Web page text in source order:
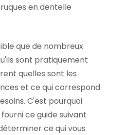
en dentelle
que de nombreux
sont pratiquement
quelles sont les
et ce qui correspond
C'est pourquoi
ce guide suivant
ce qui vous